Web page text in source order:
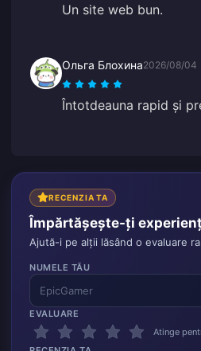
Un site web bun.
Ольга Блохина2026/08/04
Întotdeauna rapid și
RECENZIA TA
Împărtășește-ți
Ajută-i pe alții lăsând o evaluare
NUMELE TĂU
EVALUARE
Atinge